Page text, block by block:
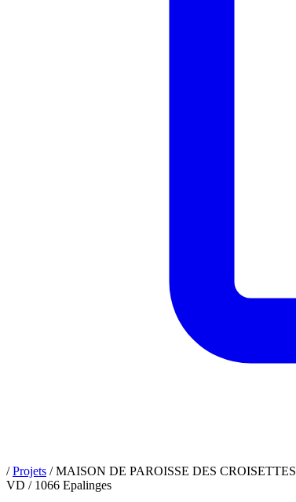
/ Projets /MAISON DE PAROISSE DES CROISETTES
VD / 1066 Epalinges